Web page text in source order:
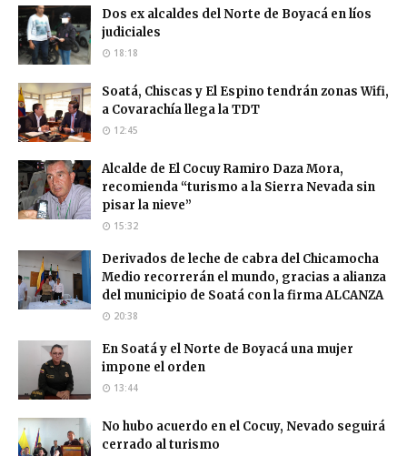
Dos ex alcaldes del Norte de Boyacá en líos
judiciales
18:18
Soatá, Chiscas y El Espino tendrán zonas Wifi,
a Covarachía llega la TDT
12:45
Alcalde de El Cocuy Ramiro Daza Mora,
recomienda “turismo a la Sierra Nevada sin
pisar la nieve”
15:32
Derivados de leche de cabra del Chicamocha
Medio recorrerán el mundo, gracias a alianza
del municipio de Soatá con la firma ALCANZA
20:38
En Soatá y el Norte de Boyacá una mujer
impone el orden
13:44
No hubo acuerdo en el Cocuy, Nevado seguirá
cerrado al turismo